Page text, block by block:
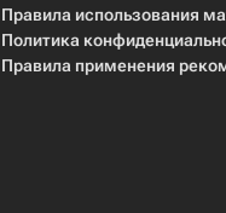
Правила использования
Политика
Правила применения